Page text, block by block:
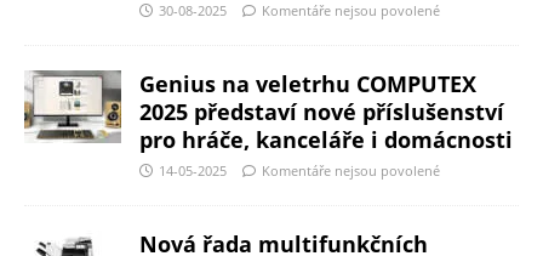
30-08-2025 Komentáře nejsou povolené
Genius na veletrhu COMPUTEX
2025 představí nové příslušenství
pro hráče, kanceláře i domácnosti
14-05-2025 Komentáře nejsou povolené
Nová řada multifunkčních